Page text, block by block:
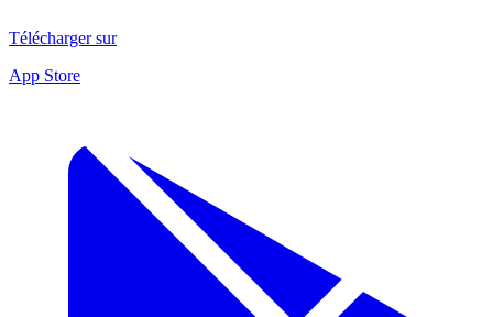
Télécharger sur
App Store